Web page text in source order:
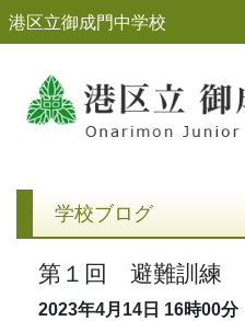
港区立御成門中学校
学校ブログ
第１回 避難訓練
2023年4月14日 16時00分